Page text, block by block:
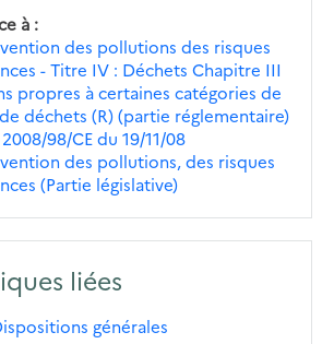
à
des pollutions des risques
- Titre IV : Déchets Chapitre III
propres à certaines catégories de
déchets (R) (partie réglementaire)
98/CE du 19/11/08
des pollutions, des risques
(Partie législative)
liées
générales